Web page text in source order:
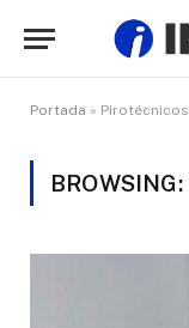
Portada » Pirotécnicos
BROWSING: